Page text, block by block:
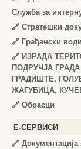
Служба за
🔗 Стратешки
🔗 Грађански
🔗 ИЗРАДА
ПОДРУЧЈА
ГРАДИШТЕ,
ЖАГУБИЦА,
🔗 Обрасци
Е-СЕРВИСИ
🔗